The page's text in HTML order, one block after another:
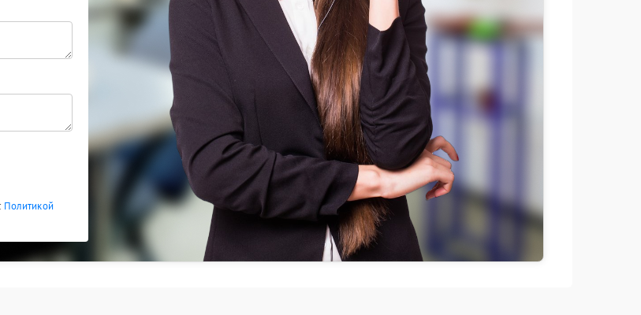
Политикой